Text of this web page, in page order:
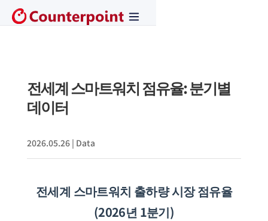
전세계 스마트워치 점유율: 분기별
데이터
2026.05.26| Data
전세계 스마트워치 출하량 시장 점유율
(2026년 1분기)